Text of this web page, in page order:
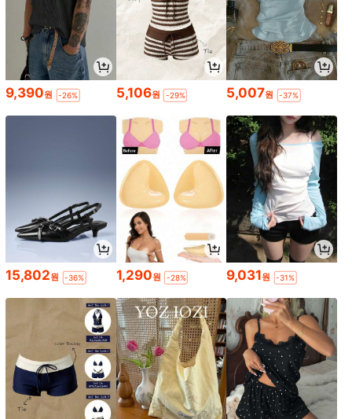
9,390원 -26% 5,106원 -29% 5,007원 -37%
15,802원 -36% 1,290원 -28% 9,031원 -31%